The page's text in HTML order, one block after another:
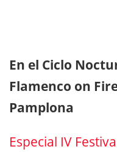
En el Ciclo
Flamenco on
Pamplona
Especial IV